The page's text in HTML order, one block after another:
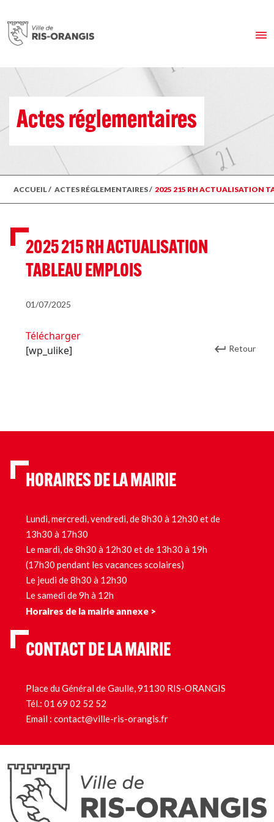
Actes réglementaires
ACCUEIL/ ACTES RÉGLEMENTAIRES/ 2025 215 RH ACTUALISATION
2025 215 RH ACTUALISATION
TABLEAU EMPLOIS
01/07/2025
Télécharger
[wp_ulike]
Retour
HORAIRES DE LA MAIRIE
Lundi, mercredi, vendredi, de 8h30 à 12h30 et de
13h30 à 17h30
Le mardi, de 8h30 à 12h30 et de 13h30 à 19h
(17h30 pendant les vacances scolaires)
Le jeudi de 8h30 à 12h30
Le samedi de 9h à 12h
Horaires de la mairie annexe >
CONTACT DE LA MAIRIE
Place du Général de Gaulle, 91130 RIS-ORANGIS
Tél.: 01 69 02 52 52
Email : contact@ville-ris-orangis.fr